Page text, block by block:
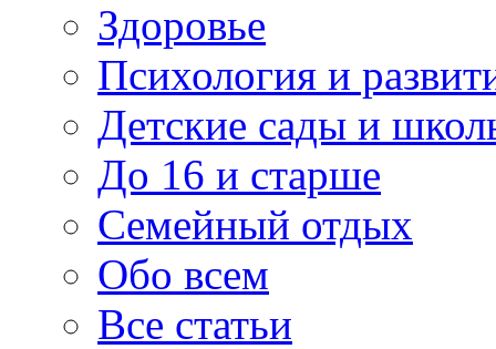
Здоровье
Психология и
Детские сады и
До 16 и старше
Семейный отдых
Обо всем
Все статьи